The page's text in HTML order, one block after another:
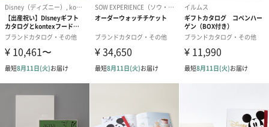
インテリア
キッチン雑貨
※専用サイトに掲載されている商品情報は在庫状況などにより変